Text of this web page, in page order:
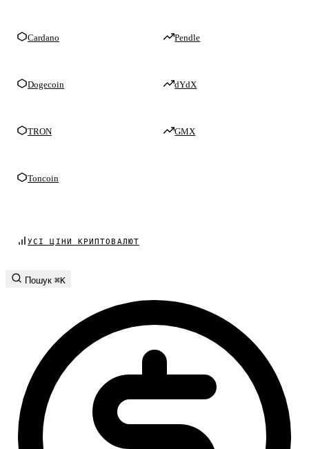
Cardano
Dogecoin
TRON
Toncoin
Pendle
dYdX
GMX
УСІ ЦІНИ КРИПТОВАЛЮТ
Пошук ⌘K